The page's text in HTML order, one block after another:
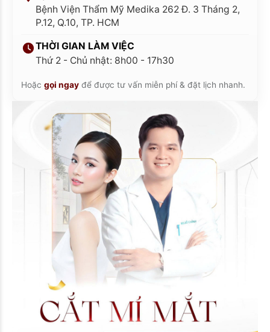
Bệnh Viện Thẩm Mỹ Medika 262 Đ. 3 Tháng 2,
P.12, Q.10, TP. HCM
THỜI GIAN LÀM VIỆC
Thứ 2 - Chủ nhật: 8h00 - 17h30
Hoặc gọi ngay để được tư vấn miễn phí & đặt lịch nhanh.